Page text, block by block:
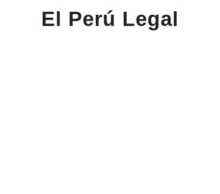
El Perú Legal